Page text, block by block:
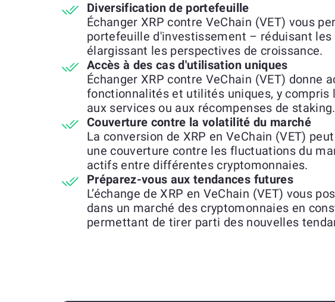
Diversification de portefeuille
Échanger XRP contre VeChain (VET) vous
portefeuille d'investissement – réduisant les
élargissant les perspectives de croissance.
Accès à des cas d'utilisation uniques
Échanger XRP contre VeChain (VET) donne
fonctionnalités et utilités uniques, y compris
aux services ou aux récompenses de staking.
Couverture contre la volatilité du marché
La conversion de XRP en VeChain (VET)
une couverture contre les fluctuations du
actifs entre différentes cryptomonnaies.
Préparez-vous aux tendances futures
L’échange de XRP en VeChain (VET) vous
dans un marché des cryptomonnaies en
permettant de tirer parti des nouvelles